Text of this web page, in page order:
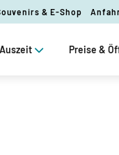
& E-Shop
Preise &